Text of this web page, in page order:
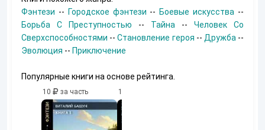
Фэнтези -- Городское фэнтези -- Боевые искусства --
Борьба С Преступностью -- Тайна -- Человек Со
Сверхспособностями --Становление героя -- Дружба --
Эволюция -- Приключение
Популярные книги на основе рейтинга.
10 за часть 10